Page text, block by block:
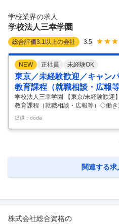
休・育児休暇 経験者優遇 複数園あ
学校業界の求人
学校法人三幸学園
総合評価3.1 以上の会社 3.5
NEW 正社員 未経験OK
東京／未経験歓迎／キャン
教育課程（就職相談・広報
学校法人三幸学園 【東京/未経験歓迎
教育課程（就職相談・広報等）◇働
京/未経験歓迎】キャンパスアドバイ
報等）◇働き方や安定性◎ 【具体的
～30時間/通信教育課程で学ぶ学生の
業務全般を担っていただくことを想
環境がございます～ ■業務内容詳細
履修に関する業務・スクーリングに
提供：doda
関連する求
株式会社総合資格の